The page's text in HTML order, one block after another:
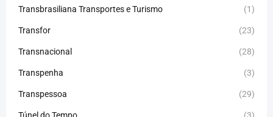
Transbrasiliana Transportes e Turismo (1)
Transfor (23)
Transnacional (28)
Transpenha (3)
Transpessoa (29)